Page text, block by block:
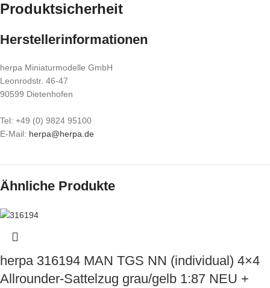
Produktsicherheit
Herstellerinformationen
herpa Miniaturmodelle GmbH
Leonrodstr. 46-47
90599 Dietenhofen
Tel: +49 (0) 9824 95100
E-Mail: herpa@herpa.de
Ähnliche Produkte
herpa 316194 MAN TGS NN (individual) 4×4
Allrounder-Sattelzug grau/gelb 1:87 NEU +